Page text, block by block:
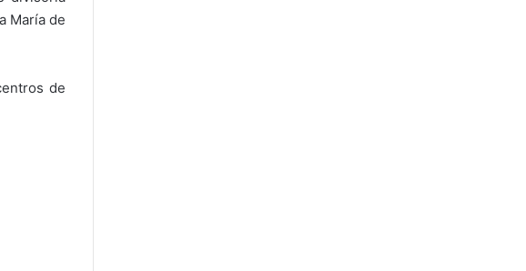
María de
de